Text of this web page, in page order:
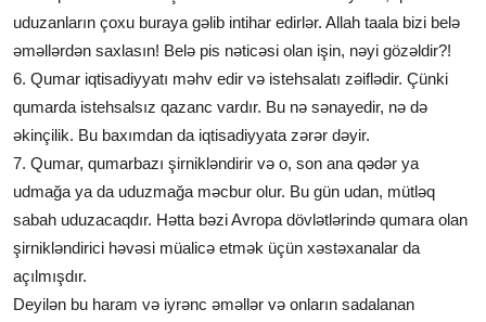
uduzanların çoxu buraya gəlib intihar edirlər. Allah taala bizi belə
əməllərdən saxlasın! Belə pis nəticəsi olan işin, nəyi gözəldir?!
6. Qumar iqtisadiyyatı məhv edir və istehsalatı zəiflədir. Çünki
qumarda istehsalsız qazanc vardır. Bu nə sənayedir, nə də
əkinçilik. Bu baxımdan da iqtisadiyyata zərər dəyir.
7. Qumar, qumarbazı şirnikləndirir və o, son ana qədər ya
udmağa ya da uduzmağa məcbur olur. Bu gün udan, mütləq
sabah uduzacaqdır. Hətta bəzi Avropa dövlətlərində qumara olan
şirnikləndirici həvəsi müalicə etmək üçün xəstəxanalar da
açılmışdır.
Deyilən bu haram və iyrənc əməllər və onların sadalanan